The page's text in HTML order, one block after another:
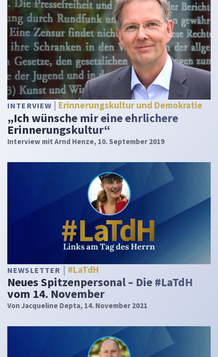
INTERVIEW Erinnerungskultur und Demokratie
„Ich wünsche mir eine ehrlichere
Erinnerungskultur“
Interview mit Arnd Henze, 10. September 2019
NEWSLETTER #LaTdH
Neues Spitzenpersonal – Die #LaTdH
vom 14. November
Von Jacqueline Depta, 14. November 2021